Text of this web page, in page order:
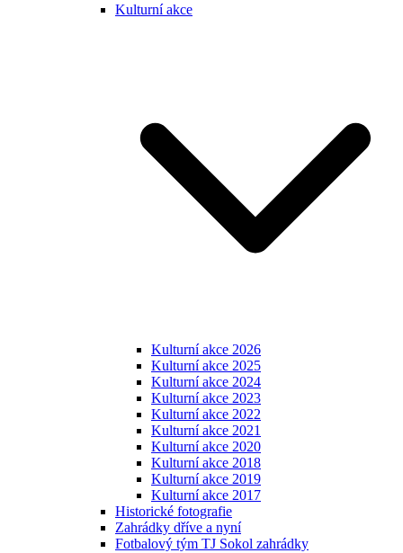
Kulturní akce
Kulturní akce 2026
Kulturní akce 2025
Kulturní akce 2024
Kulturní akce 2023
Kulturní akce 2022
Kulturní akce 2021
Kulturní akce 2020
Kulturní akce 2018
Kulturní akce 2019
Kulturní akce 2017
Historické fotografie
Zahrádky dříve a nyní
Fotbalový tým TJ Sokol zahrádky